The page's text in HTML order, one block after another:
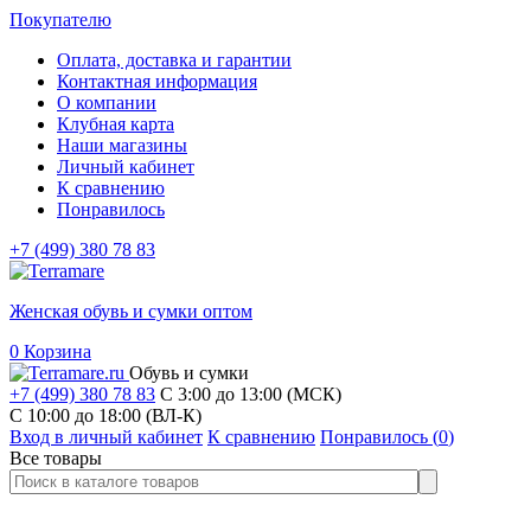
Покупателю
Оплата, доставка и гарантии
Контактная информация
О компании
Клубная карта
Наши магазины
Личный кабинет
К сравнению
Понравилось
+7 (499) 380 78 83
Женская обувь и сумки оптом
0 Корзина
Обувь и сумки
+7 (499) 380 78 83 С 3:00 до 13:00 (МСК)
C 10:00 до 18:00 (ВЛ-К)
Вход в личный кабинет К сравнению Понравилось (0)
Все товары